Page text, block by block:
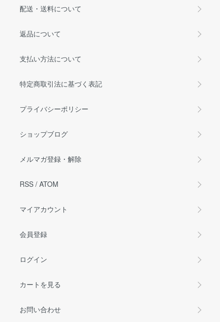
配送・送料について
返品について
支払い方法について
特定商取引法に基づく表記
プライバシーポリシー
ショップブログ
メルマガ登録・解除
RSS / ATOM
マイアカウント
会員登録
ログイン
カートを見る
お問い合わせ